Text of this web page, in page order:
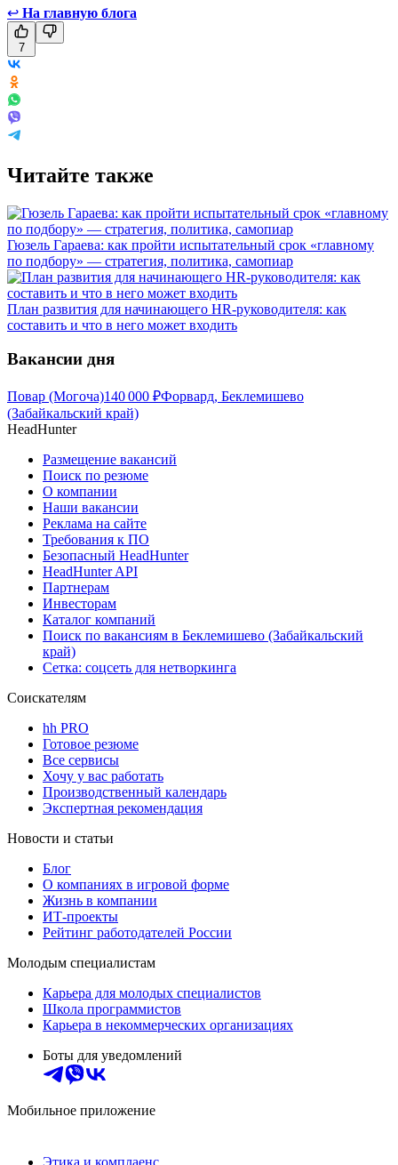
↩ На главную блога
7
Читайте также
Гюзель Гараева: как пройти испытательный срок «главному
по подбору» — стратегия, политика, самопиар
План развития для начинающего HR-руководителя: как
составить и что в него может входить
Вакансии дня
Повар (Могоча)140 000 ₽Форвард, Беклемишево
(Забайкальский край)
HeadHunter
Размещение вакансий
Поиск по резюме
О компании
Наши вакансии
Реклама на сайте
Требования к ПО
Безопасный HeadHunter
HeadHunter API
Партнерам
Инвесторам
Каталог компаний
Поиск по вакансиям в Беклемишево (Забайкальский
край)
Сетка: соцсеть для нетворкинга
Соискателям
hh PRO
Готовое резюме
Все сервисы
Хочу у вас работать
Производственный календарь
Экспертная рекомендация
Новости и статьи
Блог
О компаниях в игровой форме
Жизнь в компании
ИТ-проекты
Рейтинг работодателей России
Молодым специалистам
Карьера для молодых специалистов
Школа программистов
Карьера в некоммерческих организациях
Боты для уведомлений
Мобильное приложение